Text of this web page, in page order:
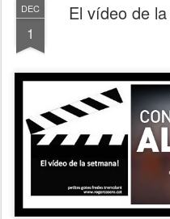
DEC
1
El vídeo de